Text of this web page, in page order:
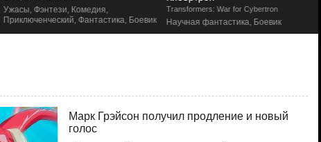
Ужасы, Фэнтези, Комедия,
Приключенческий, Фантастика, Боевик
Transformers: War for Cybertron
Научная фантастика, Боевик
Марк Грэйсон получил продление и новый
голос